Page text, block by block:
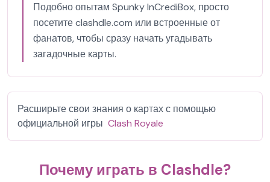
Подобно опытам Spunky InCrediBox, просто
посетите clashdle.com или встроенные от
фанатов, чтобы сразу начать угадывать
загадочные карты.
Расширьте свои знания о картах с помощью
официальной игры Clash Royale
Почему играть в Clashdle?